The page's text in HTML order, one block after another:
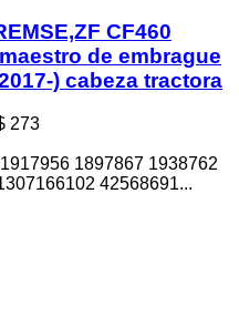
CF460
de embrague
) cabeza tractora
273
1897867 1938762
42568691...